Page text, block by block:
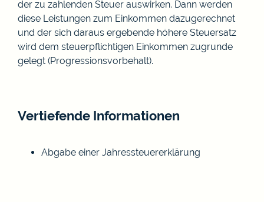
der zu zahlenden Steuer auswirken. Dann werden
diese Leistungen zum Einkommen dazugerechnet
und der sich daraus ergebende höhere Steuersatz
wird dem steuerpflichtigen Einkommen zugrunde
gelegt (Progressionsvorbehalt).
Vertiefende Informationen
Abgabe einer Jahressteuererklärung